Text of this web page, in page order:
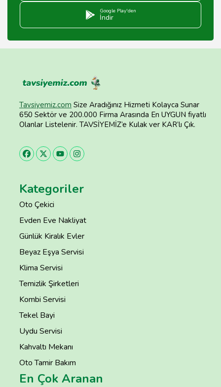
Google Play'den
İndir
Tavsiyemiz.com Size Aradığınız Hizmeti Kolayca Sunar
650 Sektör ve 200.000 Firma Arasında En UYGUN fiyatlı
Olanlar Listelenir. TAVSİYEMİZ’e Kulak ver KAR’lı Çık.
Kategoriler
Oto Çekici
Evden Eve Nakliyat
Günlük Kiralık Evler
Beyaz Eşya Servisi
Klima Servisi
Temizlik Şirketleri
Kombi Servisi
Tekel Bayi
Uydu Servisi
Kahvaltı Mekanı
Oto Tamir Bakım
En Çok Aranan